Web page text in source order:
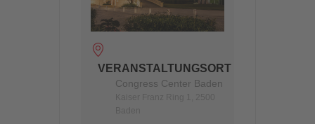
VERANSTALTUNGSORT
Congress Center Baden